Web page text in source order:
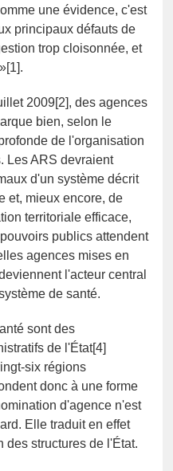
une évidence, c'est
principaux défauts de
trop cloisonnée, et
2009[2], des agences
bien, selon le
de l'organisation
Les ARS devraient
d'un système décrit
et, mieux encore, de
territoriale efficace,
publics attendent
agences mises en
l'acteur central
de santé.
sont des
de l'État[4]
six régions
donc à une forme
d'agence n'est
Elle traduit en effet
des structures de l'État.